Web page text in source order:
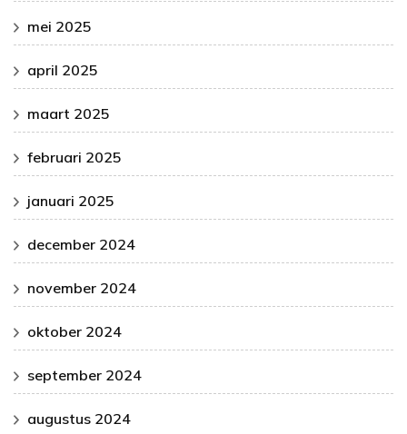
mei 2025
april 2025
maart 2025
februari 2025
januari 2025
december 2024
november 2024
oktober 2024
september 2024
augustus 2024